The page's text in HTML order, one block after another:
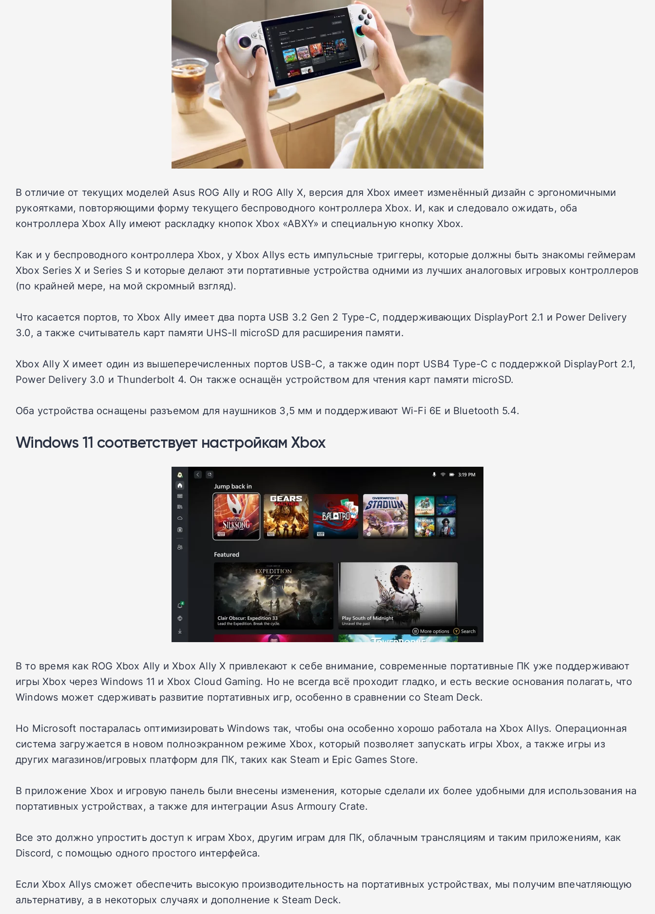
В отличие от текущих моделей Asus ROG Ally и ROG Ally X, версия для Xbox имеет изменённый дизайн с эргономичными
рукоятками, повторяющими форму текущего беспроводного контроллера Xbox. И, как и следовало ожидать, оба
контроллера Xbox Ally имеют раскладку кнопок Xbox «ABXY» и специальную кнопку Xbox.
Как и у беспроводного контроллера Xbox, у Xbox Allys есть импульсные триггеры, которые должны быть знакомы геймерам
Xbox Series X и Series S и которые делают эти портативные устройства одними из лучших аналоговых игровых контроллеров
(по крайней мере, на мой скромный взгляд).
Что касается портов, то Xbox Ally имеет два порта USB 3.2 Gen 2 Type-C, поддерживающих DisplayPort 2.1 и Power Delivery
3.0, а также считыватель карт памяти UHS-II microSD для расширения памяти.
Xbox Ally X имеет один из вышеперечисленных портов USB-C, а также один порт USB4 Type-C с поддержкой DisplayPort 2.1,
Power Delivery 3.0 и Thunderbolt 4. Он также оснащён устройством для чтения карт памяти microSD.
Оба устройства оснащены разъемом для наушников 3,5 мм и поддерживают Wi-Fi 6E и Bluetooth 5.4.
Windows 11 соответствует настройкам Xbox
В то время как ROG Xbox Ally и Xbox Ally X привлекают к себе внимание, современные портативные ПК уже поддерживают
игры Xbox через Windows 11 и Xbox Cloud Gaming. Но не всегда всё проходит гладко, и есть веские основания полагать, что
Windows может сдерживать развитие портативных игр, особенно в сравнении со Steam Deck.
Но Microsoft постаралась оптимизировать Windows так, чтобы она особенно хорошо работала на Xbox Allys. Операционная
система загружается в новом полноэкранном режиме Xbox, который позволяет запускать игры Xbox, а также игры из
других магазинов/игровых платформ для ПК, таких как Steam и Epic Games Store.
В приложение Xbox и игровую панель были внесены изменения, которые сделали их более удобными для использования на
портативных устройствах, а также для интеграции Asus Armoury Crate.
Все это должно упростить доступ к играм Xbox, другим играм для ПК, облачным трансляциям и таким приложениям, как
Discord, с помощью одного простого интерфейса.
Если Xbox Allys сможет обеспечить высокую производительность на портативных устройствах, мы получим впечатляющую
альтернативу, а в некоторых случаях и дополнение к Steam Deck.